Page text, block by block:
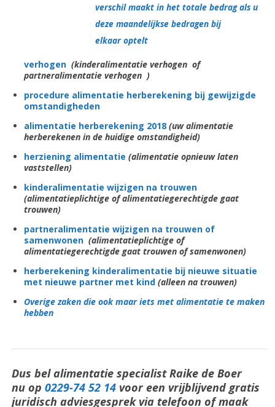
verschil maakt in het totale bedrag als u
deze maandelijkse bedragen bij
elkaar optelt
verhogen (kinderalimentatie verhogen of
partneralimentatie verhogen )
procedure alimentatie herberekening bij gewijzigde
omstandigheden
alimentatie herberekening 2018(uw alimentatie
herberekenen in de huidige omstandigheid)
herziening alimentatie (alimentatie opnieuw laten
vaststellen)
kinderalimentatie wijzigen na trouwen
(alimentatieplichtige of alimentatiegerechtigde gaat
trouwen)
partneralimentatie wijzigen na trouwen of
samenwonen (alimentatieplichtige of
alimentatiegerechtigde gaat trouwen of samenwonen)
herberekening kinderalimentatie bij nieuwe situatie
met nieuwe partner met kind (alleen na trouwen)
Overige zaken die ook maar iets met alimentatie te maken
hebben
Dus bel alimentatie specialist Raike de Boer
nu op 0229-74 52 14 voor een vrijblijvend gratis
juridisch adviesgesprek via telefoon of maak